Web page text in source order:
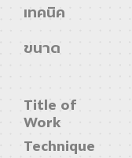
เทคนิค
ขนาด
Title of
Work
Technique